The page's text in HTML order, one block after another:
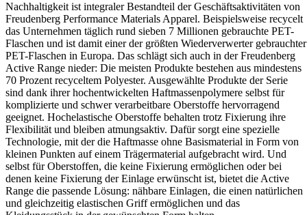
Nachhaltigkeit ist integraler Bestandteil der Geschäftsaktivitäten von
Freudenberg Performance Materials Apparel. Beispielsweise recycelt
das Unternehmen täglich rund sieben 7 Millionen gebrauchte PET-
Flaschen und ist damit einer der größten Wiederverwerter gebrauchter
PET-Flaschen in Europa. Das schlägt sich auch in der Freudenberg
Active Range nieder: Die meisten Produkte bestehen aus mindestens
70 Prozent recyceltem Polyester. Ausgewählte Produkte der Serie
sind dank ihrer hochentwickelten Haftmassenpolymere selbst für
komplizierte und schwer verarbeitbare Oberstoffe hervorragend
geeignet. Hochelastische Oberstoffe behalten trotz Fixierung ihre
Flexibilität und bleiben atmungsaktiv. Dafür sorgt eine spezielle
Technologie, mit der die Haftmasse ohne Basismaterial in Form von
kleinen Punkten auf einem Trägermaterial aufgebracht wird. Und
selbst für Oberstoffen, die keine Fixierung ermöglichen oder bei
denen keine Fixierung der Einlage erwünscht ist, bietet die Active
Range die passende Lösung: nähbare Einlagen, die einen natürlichen
und gleichzeitig elastischen Griff ermöglichen und das